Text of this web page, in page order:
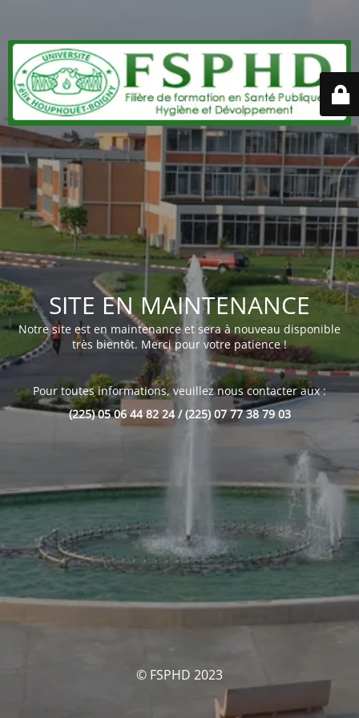
SITE EN MAINTENANCE
Notre site est en maintenance et sera à nouveau disponible
très bientôt. Merci pour votre patience !
Pour toutes informations, veuillez nous contacter aux :
(225) 05 06 44 82 24 / (225) 07 77 38 79 03
© FSPHD 2023